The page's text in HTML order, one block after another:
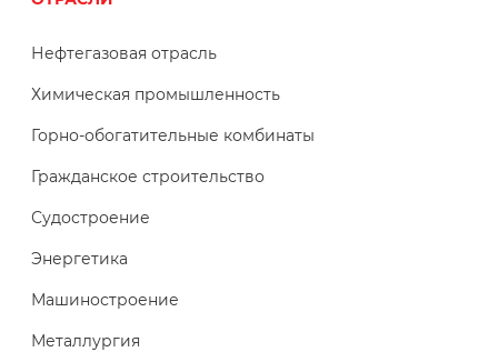
Нефтегазовая отрасль
Химическая промышленность
Горно-обогатительные комбинаты
Гражданское строительство
Судостроение
Энергетика
Машиностроение
Металлургия